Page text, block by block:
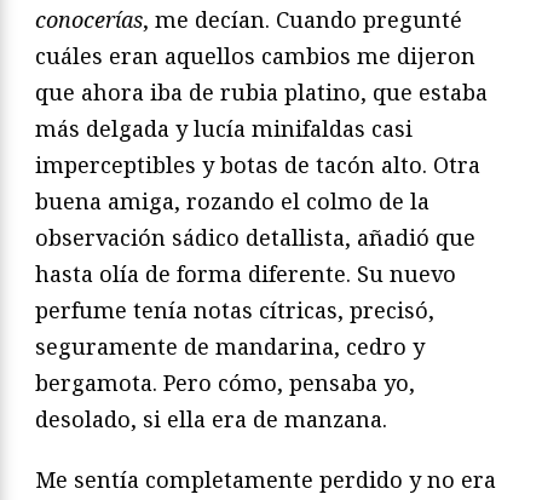
conocerías, me decían. Cuando pregunté
cuáles eran aquellos cambios me dijeron
que ahora iba de rubia platino, que estaba
más delgada y lucía minifaldas casi
imperceptibles y botas de tacón alto. Otra
buena amiga, rozando el colmo de la
observación sádico detallista, añadió que
hasta olía de forma diferente. Su nuevo
perfume tenía notas cítricas, precisó,
seguramente de mandarina, cedro y
bergamota. Pero cómo, pensaba yo,
desolado, si ella era de manzana.
Me sentía completamente perdido y no era